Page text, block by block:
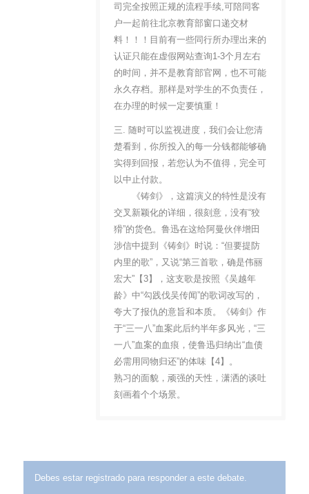
司完全按照正规的流程手续,可陪同客
户一起前往北京教育部窗口递交材
料！！！目前有一些同行所办理出来的
认证只能在虚假网站查询1-3个月左右
的时间，并不是教育部官网，也不可能
永久存档。那样是对学生的不负责任，
在办理的时候一定要慎重！
三. 随时可以监视进度，我们会让您清
楚看到，你所投入的每一分钱都能够确
实得到回报，若您认为不值得，完全可
以中止付款。
《铸剑》，这篇演义的特性是没有
交叉新颖化的详细，很刻意，没有“狡
猾”的货色。鲁迅在这给阿曼伙伴增田
涉信中提到《铸剑》时说：“但要提防
内里的歌”，又说“第三首歌，确是伟丽
宏大”【3】，这支歌是按照《吴越年
龄》中“勾践伐吴传闻”的歌词改写的，
夸大了报仇的意旨和本质。《铸剑》作
于“三一八”血案此后约半年多风光，“三
一八”血案的血痕，使鲁迅归纳出“血债
必需用同物归还”的体味【4】。
熟习的面貌，顽强的天性，潇洒的谈吐
刻画着个个场景。
Debes estar registrado para responder a este debate.